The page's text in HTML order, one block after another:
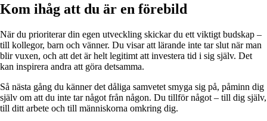
Kom ihåg att du är en förebild
När du prioriterar din egen utveckling skickar du ett viktigt budskap –
till kollegor, barn och vänner. Du visar att lärande inte tar slut när man
blir vuxen, och att det är helt legitimt att investera tid i sig själv. Det
kan inspirera andra att göra detsamma.
Så nästa gång du känner det dåliga samvetet smyga sig på, påminn dig
själv om att du inte tar något från någon. Du tillför något – till dig själv,
till ditt arbete och till människorna omkring dig.